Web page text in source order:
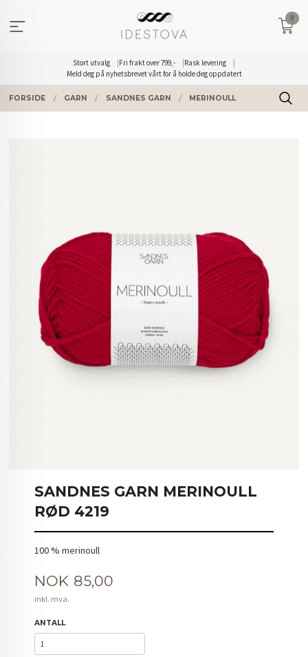
innholdet
Stort utvalg Fri frakt over 799,-
Rask levering
Meld deg på nyhetsbrevet vårt for å holde deg oppdatert
0
FORSIDE GARN SANDNES GARN MERINOULL
SANDNES GARN MERINOULL
RØD 4219
100 % merinoull
Pris
NOK 85,00
inkl. mva.
ANTALL